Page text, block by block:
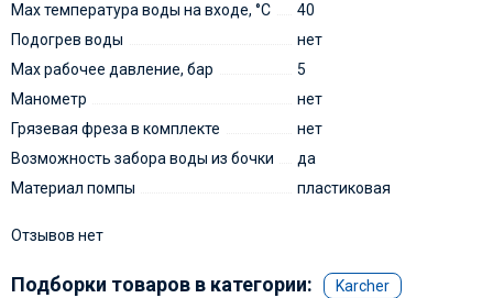
Max температура воды на входе, °С
40
Подогрев воды
нет
Мах рабочее давление, бар
5
Манометр
нет
Грязевая фреза в комплекте
нет
Возможность забора воды из бочки
да
Материал помпы
пластиковая
Отзывов нет
Подборки товаров в категории: Karcher